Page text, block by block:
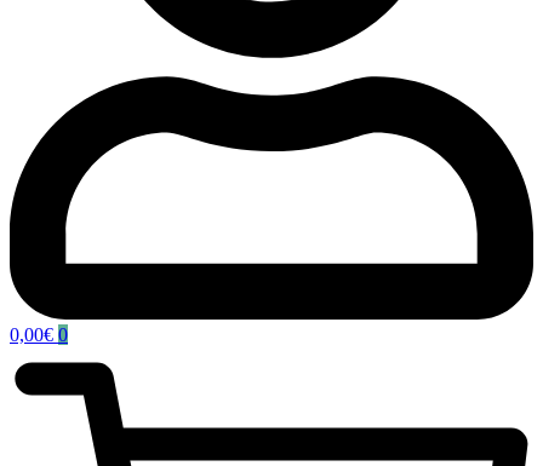
0,00€ 0